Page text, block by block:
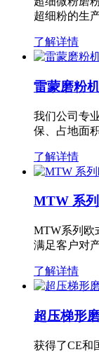
超细粉的生
了解详情
雷蒙磨粉
我们公司专
保、占地面
了解详情
MTW 系
MTW系列欧
满足客户对
了解详情
超压梯形
获得了CE和